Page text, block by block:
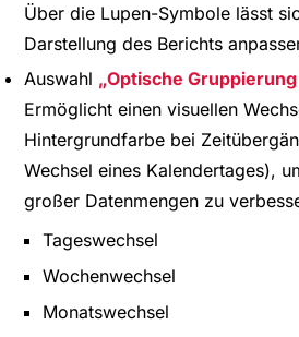
Über die Lupen-Symbole lässt
Darstellung des Berichts
Auswahl
Optische
Ermöglicht einen visuellen
Hintergrundfarbe bei
Wechsel eines Kalendertages),
großer Datenmengen zu
Tageswechsel
Wochenwechsel
Monatswechsel